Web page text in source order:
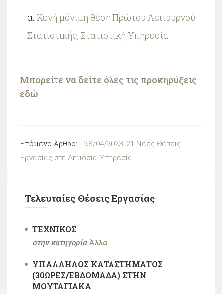
Κενή μόνιμη θέση Πρώτου Λειτουργού
Στατιστικής, Στατιστική Υπηρεσία
Μπορείτε να δείτε όλες τις προκηρύξεις
εδώ
Επόμενο Άρθρο:
28/04/2023: 21 Νέες Θέσεις
Εργασίας στη Δημόσια Υπηρεσία
Τελευταίες Θέσεις Εργασίας
ΤΕΧΝΙΚΌΣ
στην κατηγορία Άλλα
ΥΠΆΛΛΗΛΟΣ ΚΑΤΑΣΤΉΜΑΤΟΣ
(30ΏΡΕΣ/ΕΒΔΟΜΆΔΑ) ΣΤΗΝ
ΜΟΥΤΑΓΙΆΚΑ